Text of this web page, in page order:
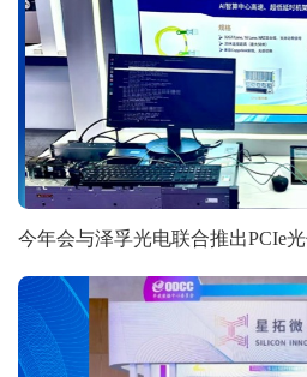
今年会与泽孚光电联合推出PCIe